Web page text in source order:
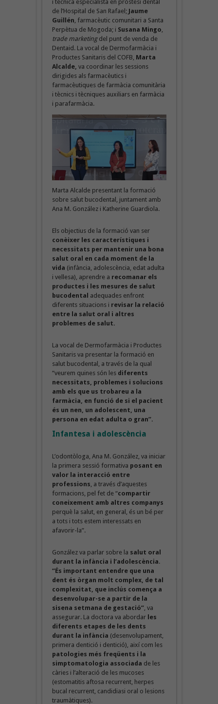
i tècnica especialista en pròstesi dental
de l’Hospital de San Rafael; Jaume
Guillén , farmacèutic comunitari a Santa
Perpètua de Mogoda; i Susana Mingo
trade marketingdel punt de venda de
Dentaid. La vocal de Dermofarmàcia i
Productes Sanitaris del COFB, Marta
Alcalde, va coordinar les sessions
dirigides als farmacèutics i
farmacèutiques de farmàcia comunitària
i tècnics i tècniques auxiliars en farmàcia
i parafarmàcia.
Marta Alcalde presentant la formació
sobre salut bucodental, juntament amb
Ana M. González i Katherine Guardiola.
Els objectius de la formació van ser
conèixer les característiques i
necessitats per mantenir una bona
salut oral en cada moment de la
vida (infància, adolescència, edat adulta
i vellesa), aprendre a recomanar els
productes i les mesures de salut
bucodental adequades enfront
diferents situacions i revisar la relació
entre la salut oral i altres
problemes de salut.
La vocal de Dermofarmàcia i Productes
Sanitaris va presentar la formació en
salut bucodental, a través de la qual
“veurem quines són les diferents
necessitats, problemes i solucions
amb els que us trobareu a la
farmàcia, en funció de si el pacient
és un nen, un adolescent, una
persona en edat adulta o gran”.
Infantesa i adolescència
L’odontòloga, Ana M. González, va iniciar
la primera sessió formativa posant en
valor la interacció entre
professions, a través d’aquestes
formacions, pel fet de “compartir
coneixement amb altres companys
perquè la salut, en general, és un bé per
a tots i tots estem interessats en
afavorir-la”.
González va parlar sobre la salut oral
durant la infància i l’adolescència.
“És important entendre que una
dent és òrgan molt complex, de tal
complexitat, que inclús comença a
desenvolupar-se a partir de la
sisena setmana de gestació”, va
assegurar. La doctora va abordar les
diferents etapes de les dents
durant la infància (desenvolupament,
primera dentició i dentició), així com les
patologies més freqüents i la
simptomatologia associada de les
càries i l’alteració de les mucoses
(estomatitis aftosa recurrent, herpes
bucal recurrent, candidiasi oral o lesions
traumàtiques).